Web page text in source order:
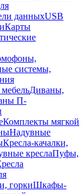
данныхUSB
Карты
системы,
Диваны,
П-
Комплекты мягкой
Надувные
Кресла-качалки,
креслаПуфы,
горкиШкафы-